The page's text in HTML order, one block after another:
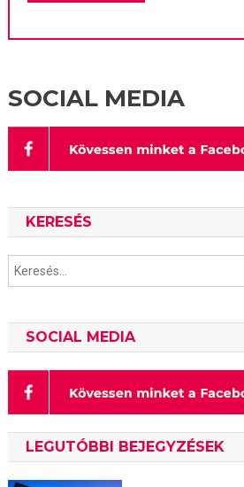
SOCIAL MEDIA
KERESÉS
SOCIAL MEDIA
LEGUTÓBBI BEJEGYZÉSEK